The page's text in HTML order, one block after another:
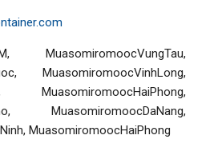
MuasomiromoocVungTau,
MuasomiromoocVinhLong,
MuasomiromoocHaiPhong,
MuasomiromoocDaNang,
MuasomiromoocHaiPhong